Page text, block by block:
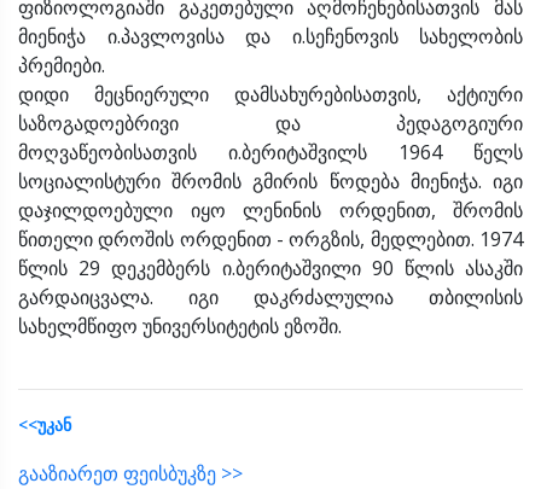
ფიზიოლოგიაში გაკეთებული აღმოჩენებისათვის მას
მიენიჭა ი.პავლოვისა და ი.სეჩენოვის სახელობის
პრემიები.
დიდი მეცნიერული დამსახურებისათვის, აქტიური
საზოგადოებრივი და პედაგოგიური
მოღვაწეობისათვის ი.ბერიტაშვილს 1964 წელს
სოციალისტური შრომის გმირის წოდება მიენიჭა. იგი
დაჯილდოებული იყო ლენინის ორდენით, შრომის
წითელი დროშის ორდენით - ორგზის, მედლებით. 1974
წლის 29 დეკემბერს ი.ბერიტაშვილი 90 წლის ასაკში
გარდაიცვალა. იგი დაკრძალულია თბილისის
სახელმწიფო უნივერსიტეტის ეზოში.
<<უკან
გააზიარეთ ფეისბუკზე >>